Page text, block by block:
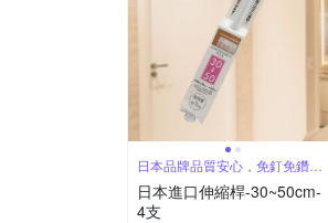
日本品牌品質安心，免釘免鑽孔
簡單安裝
日本進口伸縮桿-30~50cm-
4支